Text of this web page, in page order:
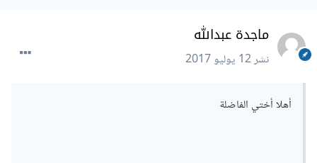
ماجدة عبدالله
نشر12 يوليو 2017
أهلا أختي الفاضلة